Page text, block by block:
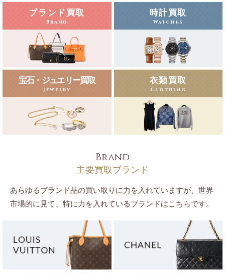
ブランド買取
Brand
時計買取
Watches
宝石・ジュエリー買取
Jewelry
衣類買取
Clothing
Brand
主要買取ブランド
あらゆるブランド品の買い取りに力を入れていますが、世界
市場的に見て、特に力を入れているブランドはこちらです。